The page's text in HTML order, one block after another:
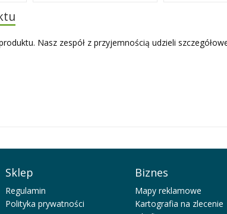
Nasz zespół z przyjemnością udzieli
Sklep
Regulamin
Polityka prywatności
Biznes
Mapy reklamowe
Kartografia na zlecenie